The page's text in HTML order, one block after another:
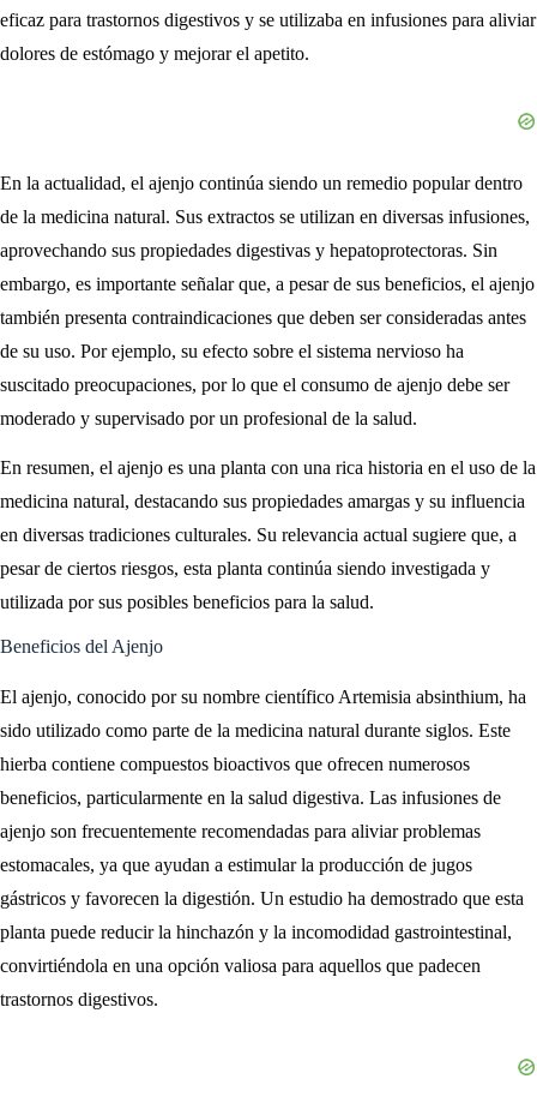
eficaz para trastornos digestivos y se utilizaba en infusiones para aliviar
dolores de estómago y mejorar el apetito.
En la actualidad, el ajenjo continúa siendo un remedio popular dentro
de la medicina natural. Sus extractos se utilizan en diversas infusiones,
aprovechando sus propiedades digestivas y hepatoprotectoras. Sin
embargo, es importante señalar que, a pesar de sus beneficios, el ajenjo
también presenta contraindicaciones que deben ser consideradas antes
de su uso. Por ejemplo, su efecto sobre el sistema nervioso ha
suscitado preocupaciones, por lo que el consumo de ajenjo debe ser
moderado y supervisado por un profesional de la salud.
En resumen, el ajenjo es una planta con una rica historia en el uso de la
medicina natural, destacando sus propiedades amargas y su influencia
en diversas tradiciones culturales. Su relevancia actual sugiere que, a
pesar de ciertos riesgos, esta planta continúa siendo investigada y
utilizada por sus posibles beneficios para la salud.
Beneficios del Ajenjo
El ajenjo, conocido por su nombre científico Artemisia absinthium, ha
sido utilizado como parte de la medicina natural durante siglos. Este
hierba contiene compuestos bioactivos que ofrecen numerosos
beneficios, particularmente en la salud digestiva. Las infusiones de
ajenjo son frecuentemente recomendadas para aliviar problemas
estomacales, ya que ayudan a estimular la producción de jugos
gástricos y favorecen la digestión. Un estudio ha demostrado que esta
planta puede reducir la hinchazón y la incomodidad gastrointestinal,
convirtiéndola en una opción valiosa para aquellos que padecen
trastornos digestivos.